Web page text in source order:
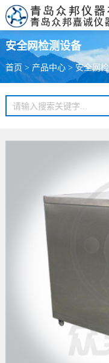
安全网检测设备
首页>产品中心> 安全网